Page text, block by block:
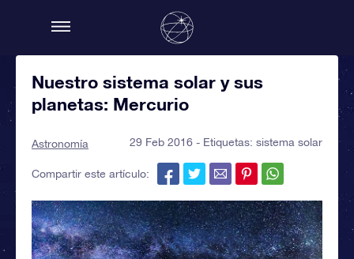
Nuestro sistema solar y sus
planetas: Mercurio
Astronomía 29 Feb 2016 - Etiquetas: sistema solar
Compartir este artículo: